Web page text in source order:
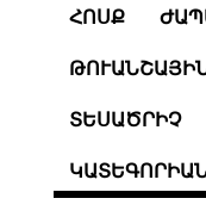
ՀՈՍՔ
ՏԵՍԱԾՐԻՉ